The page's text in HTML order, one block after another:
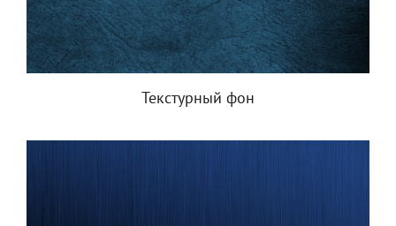
Текстурный фон